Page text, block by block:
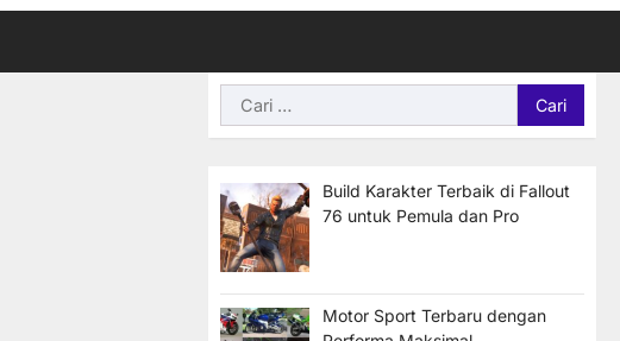
Cari
untuk:
Build Karakter Terbaik di Fallout
76 untuk Pemula dan Pro
Motor Sport Terbaru dengan